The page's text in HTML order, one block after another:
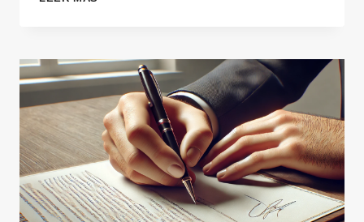
A
FARMACIAS:
ECOMMERCE
B2B
SEGURO
SIN
INTERMEDIARIOS